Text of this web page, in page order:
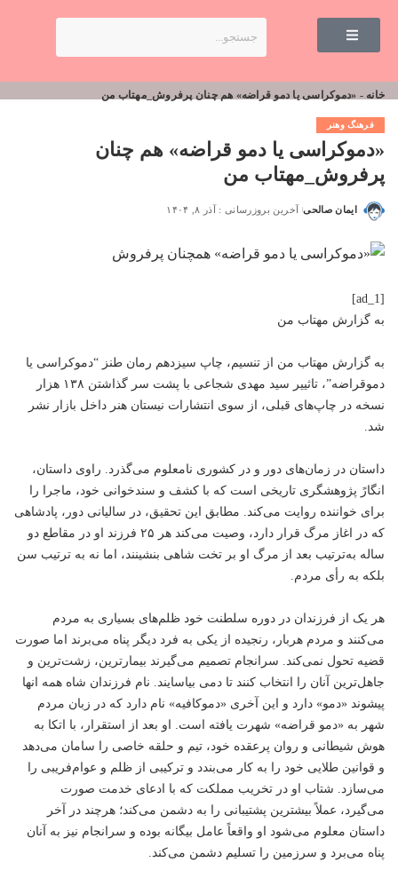
خانه - «دموکراسی یا دمو قراضه» هم چنان پرفروش_مهتاب من
فرهنگ وهنر
«دموکراسی یا دمو قراضه» هم چنان
پرفروش_مهتاب من
ایمان صالحی آخرین بروزرسانی : آذر ۸, ۱۴۰۴
[ad_1]
به گزارش مهتاب من
به گزارش مهتاب من از تنسیم، چاپ سیزدهم رمان طنز “دموکراسی یا
دموقراضه”، تاثییر سید مهدی شجاعی با پشت سر گذاشتن ۱۳۸ هزار
نسخه در چاپ‌های قبلی، از سوی انتشارات نیستان هنر داخل بازار نشر
شد.
داستان در زمان‌های دور و در کشوری نامعلوم می‌گذرد. راوی داستان،
انگارً پژوهشگری تاریخی است که با کشف و سند‌خوانی خود، ماجرا را
برای خواننده روایت می‌کند. مطابق این تحقیق، در سالیانی دور، پادشاهی
که در اغاز مرگ قرار دارد، وصیت می‌کند هر ۲۵ فرزند او در مقاطع دو
ساله به‌ترتیب بعد از مرگ او بر تخت شاهی بنشینند، اما نه به ترتیب سن
بلکه به رأی مردم.
هر یک از فرزندان در دوره سلطنت خود ظلم‌های بسیاری به مردم
می‌کنند و مردم هربار، رنجیده از یکی به فرد دیگر پناه می‌برند اما صورت
قضیه تحول نمی‌کند. سرانجام تصمیم می‌گیرند بیمار‌ترین، زشت‌ترین و
جاهل‌‌ترین آنان را انتخاب کنند تا دمی بیاسایند. نام فرزندان شاه همه انها
پیشوند «دمو» دارد و این آخری «دمو‌کافیه» نام دارد که در زبان مردم
شهر به «دمو قراضه» شهرت یافته است. او بعد از استقرار، با اتکا به
هوش شیطانی و روان پر‌عقده خود، تیم و حلقه خاصی را سامان می‌دهد
و قوانین طلایی خود را به کار می‌بندد و ترکیبی از ظلم و عوام‌فریبی را
می‌سازد. شتاب او در تخریب مملکت که با ادعای خدمت صورت
می‌گیرد، عملاً بیشترین پشتیبانی را به دشمن می‌کند؛ هرچند در آخر
داستان معلوم می‌شود او واقعاً عامل بیگانه بوده و سرانجام نیز به آنان
پناه می‌برد و سرزمین را تسلیم دشمن می‌کند.